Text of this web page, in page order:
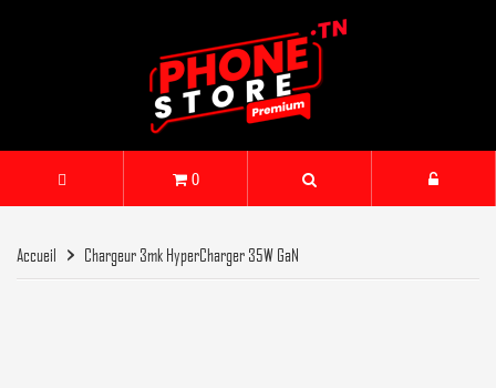
0
Accueil Chargeur 3mk HyperCharger 35W GaN